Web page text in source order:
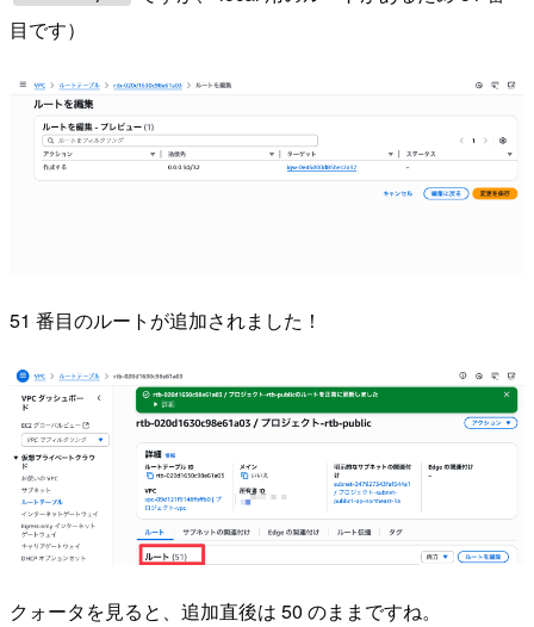
目です）
51 番目のルートが追加されました！
クォータを見ると、追加直後は 50 のままですね。